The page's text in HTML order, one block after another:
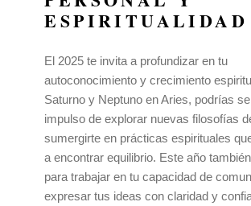
ESPIRITUALIDAD
El 2025 te invita a profundizar en tu
autoconocimiento y crecimiento
Saturno y Neptuno en Aries, podrías
impulso de explorar nuevas filosofías
sumergirte en prácticas espirituales
a encontrar equilibrio. Este año
para trabajar en tu capacidad de
expresar tus ideas con claridad y